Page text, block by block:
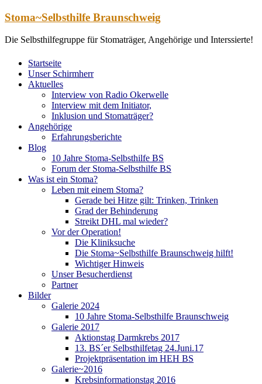
Zum
springen
Stoma~Selbsthilfe Braunschweig
Die Selbsthilfegruppe für Stomaträger, Angehörige und Interssierte!
Startseite
Unser Schirmherr
Aktuelles
Interview von Radio Okerwelle
Interview mit dem Initiator,
Inklusion und Stomaträger?
Angehörige
Erfahrungsberichte
Blog
10 Jahre Stoma-Selbsthilfe BS
Forum der Stoma-Selbsthilfe BS
Was ist ein Stoma?
Leben mit einem Stoma?
Gerade bei Hitze gilt: Trinken, Trinken
Grad der Behinderung
Streikt DHL mal wieder?
Vor der Operation!
Die Kliniksuche
Die Stoma~Selbsthilfe Braunschweig hilft!
Wichtiger Hinweis
Unser Besucherdienst
Partner
Bilder
Galerie 2024
10 Jahre Stoma-Selbsthilfe Braunschweig
Galerie 2017
Aktionstag Darmkrebs 2017
13. BS´er Selbsthilfetag 24.Juni.17
Projektpräsentation im HEH BS
Galerie~2016
Krebsinformationstag 2016